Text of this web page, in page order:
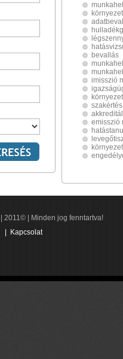
bevallás
imisszió
szakértés
emisszió
| 2011© | Minden jog fenntartva!
Kapcsolat